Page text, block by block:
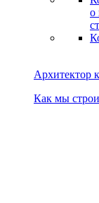
о
Архитектор
Как мы